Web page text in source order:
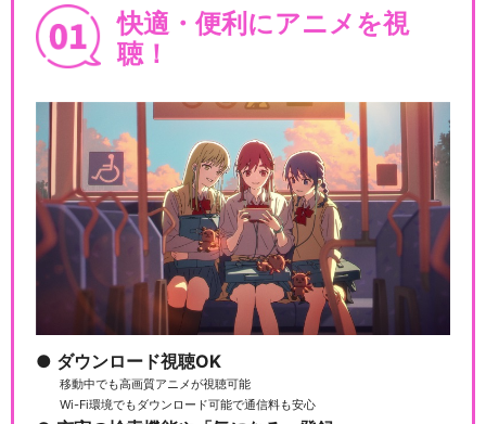
快適・便利にアニメを視
聴！
ダウンロード視聴OK
移動中でも高画質アニメが視聴可能
Wi-Fi環境でもダウンロード可能で通信料も安心